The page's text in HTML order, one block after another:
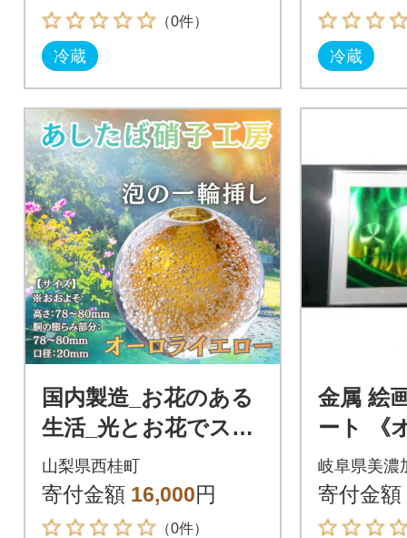
（0件）
冷蔵 冷蔵
国内製造_お花のある
生活_光とお花でステ
キなお部屋を彩る泡
の一輪挿し(オーロラ
イエロー)
山梨県西桂町
寄付金額 16,000円
（0件）
金属 絵
ート 《
岐阜県美濃
寄付金額